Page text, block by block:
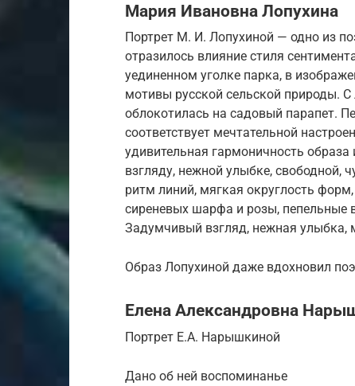
Мария Ивановна Лопухина
Портрет М. И. Лопухиной — одно из
отразилось влияние стиля
уединенном уголке парка, в
мотивы русской сельской природы.
облокотилась на садовый парапет.
соответствует мечтательной
удивительная гармоничность
взгляду, нежной улыбке, свободной,
ритм линий, мягкая округлость
сиреневых шарфа и розы, пепельные
Задумчивый взгляд, нежная улыбка,
Образ Лопухиной даже вдохновил
Елена Александровна
Портрет Е.А. Нарышкиной
Дано об ней воспоминанье